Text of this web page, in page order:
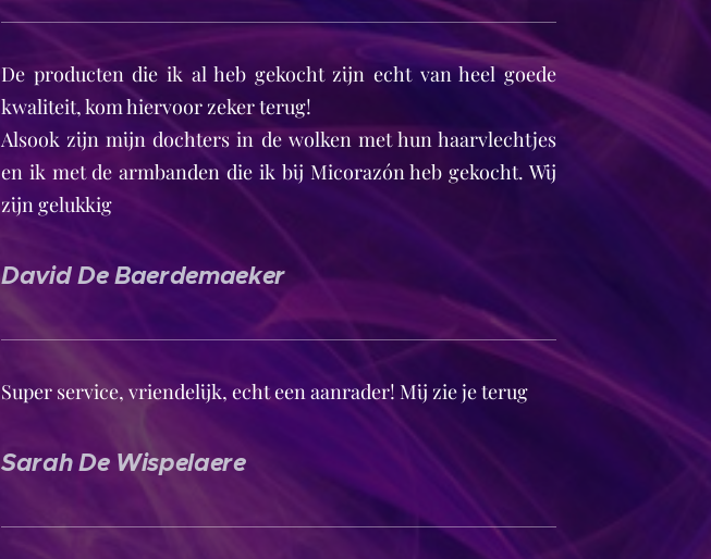
De producten die ik al heb gekocht zijn echt van heel goede
kwaliteit, kom hiervoor zeker terug! 😀
Alsook zijn mijn dochters in de wolken met hun haarvlechtjes
en ik met de armbanden die ik bij Micorazón heb gekocht. Wij
zijn gelukkig 😊
David De Baerdemaeker
Super service, vriendelijk, echt een aanrader! Mij zie je terug😊
Sarah De Wispelaere